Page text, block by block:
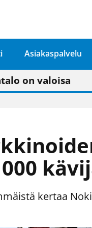
Asiakaspalvelu
pitäisi näkyä
on valoisa
uudelleen
kertaa